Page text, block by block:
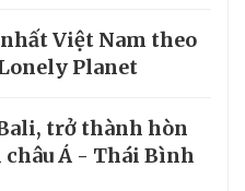
Việt Nam theo
Planet
trở thành hòn
châu Á - Thái Bình